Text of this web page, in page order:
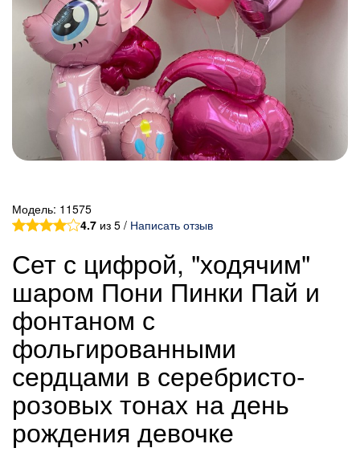
Модель: 11575
4.7 из 5 / Написать отзыв
Сет с цифрой, "ходячим"
шаром Пони Пинки Пай и
фонтаном с
фольгированными
сердцами в серебристо-
розовых тонах на день
рождения девочке